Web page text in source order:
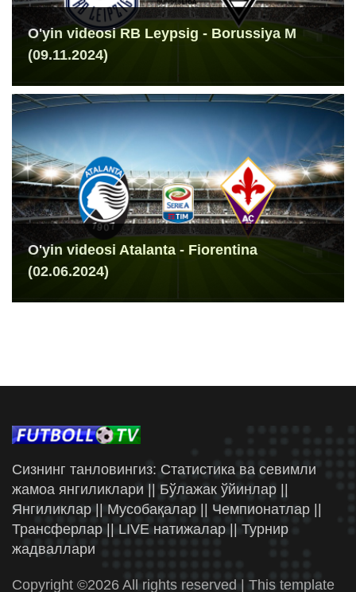
O'yin videosi RB Leypsig - Borussiya M
(09.11.2024)
O'yin videosi Atalanta - Fiorentina
(02.06.2024)
Сизнинг танловингиз: Статистика ва севимли
жамоа янгиликлари || Бўлажак ўйинлар ||
Янгиликлар || Мусобақалар || Чемпионатлар ||
Трансферлар || LIVE натижалар || Турнир
жадваллари
Copyright ©2026 All rights reserved | This template